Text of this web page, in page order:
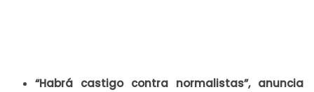
“Habrá castigo contra normalistas”, anuncia